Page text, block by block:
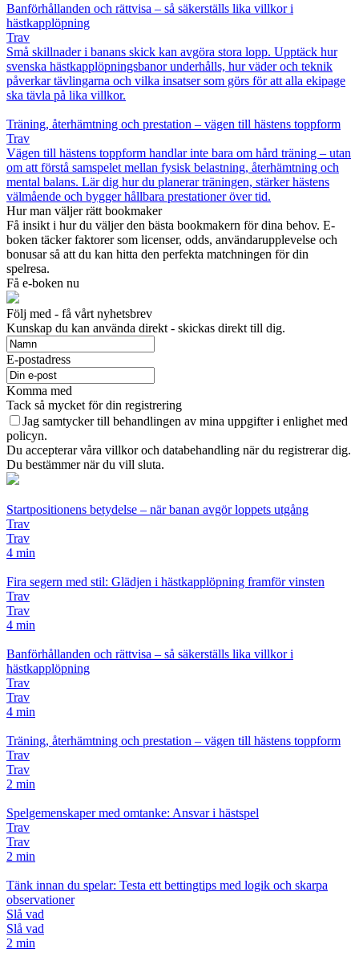
Banförhållanden och rättvisa – så säkerställs lika villkor i
hästkapplöpning
Trav
Små skillnader i banans skick kan avgöra stora lopp. Upptäck hur
svenska hästkapplöpningsbanor underhålls, hur väder och teknik
påverkar tävlingarna och vilka insatser som görs för att alla ekipage
ska tävla på lika villkor.
Träning, återhämtning och prestation – vägen till hästens toppform
Trav
Vägen till hästens toppform handlar inte bara om hård träning – utan
om att förstå samspelet mellan fysisk belastning, återhämtning och
mental balans. Lär dig hur du planerar träningen, stärker hästens
välmående och bygger hållbara prestationer över tid.
Hur man väljer rätt bookmaker
Få insikt i hur du väljer den bästa bookmakern för dina behov. E-
boken täcker faktorer som licenser, odds, användarupplevelse och
bonusar så att du kan hitta den perfekta matchningen för din
spelresa.
Få e-boken nu
Följ med - få vårt nyhetsbrev
Kunskap du kan använda direkt - skickas direkt till dig.
E-postadress
Komma med
Tack så mycket för din registrering
Jag samtycker till behandlingen av mina uppgifter i enlighet med
policyn.
Du accepterar våra villkor och databehandling när du registrerar dig.
Du bestämmer när du vill sluta.
Startpositionens betydelse – när banan avgör loppets utgång
Trav
Trav
4 min
Fira segern med stil: Glädjen i hästkapplöpning framför vinsten
Trav
Trav
4 min
Banförhållanden och rättvisa – så säkerställs lika villkor i
hästkapplöpning
Trav
Trav
4 min
Träning, återhämtning och prestation – vägen till hästens toppform
Trav
Trav
2 min
Spelgemenskaper med omtanke: Ansvar i hästspel
Trav
Trav
2 min
Tänk innan du spelar: Testa ett bettingtips med logik och skarpa
observationer
Slå vad
Slå vad
2 min